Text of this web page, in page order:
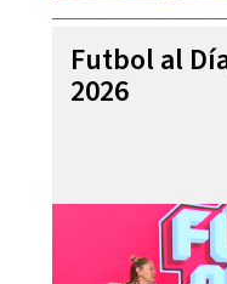
Futbol al
2026